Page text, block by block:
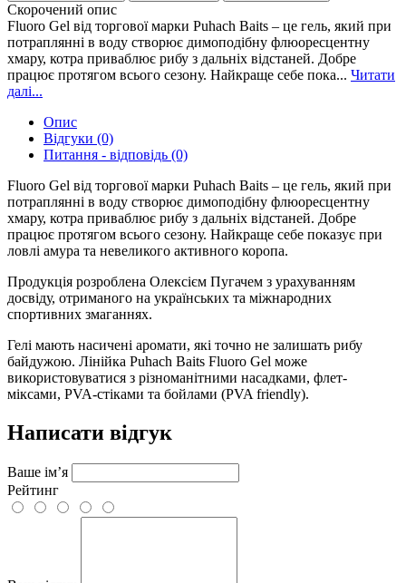
Скорочений опис
Fluoro Gel від торгової марки Puhach Baits – це гель, який при
потраплянні в воду створює димоподібну флюоресцентну
хмару, котра приваблює рибу з дальніх відстаней. Добре
працює протягом всього сезону. Найкраще себе пока... Читати
далі...
Опис
Відгуки (0)
Питання - відповідь (0)
Fluoro Gel від торгової марки Puhach Baits – це гель, який при
потраплянні в воду створює димоподібну флюоресцентну
хмару, котра приваблює рибу з дальніх відстаней. Добре
працює протягом всього сезону. Найкраще себе показує при
ловлі амура та невеликого активного коропа.
Продукція розроблена Олексієм Пугачем з урахуванням
досвіду, отриманого на українських та міжнародних
спортивних змаганнях.
Гелі мають насичені аромати, які точно не залишать рибу
байдужою. Лінійка Puhach Baits Fluoro Gel може
використовуватися з різноманітними насадками, флет-
міксами, PVA-стіками та бойлами (PVA friendly).
Написати відгук
Ваше ім’я
Рейтинг